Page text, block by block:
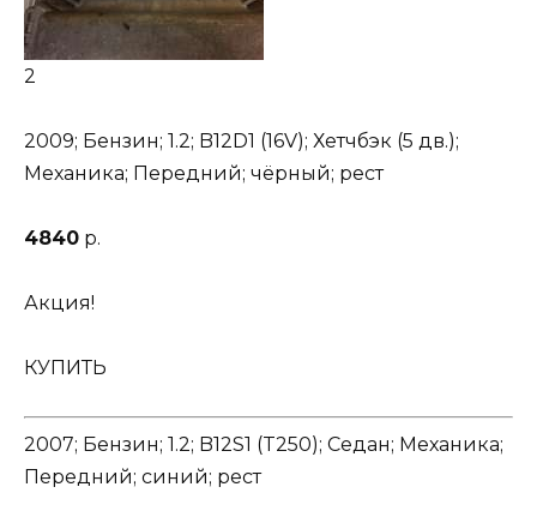
2
2009; Бензин; 1.2; B12D1 (16V); Хетчбэк (5 дв.);
Механика; Передний; чёрный; рест
4840 р.
Акция!
КУПИТЬ
2007; Бензин; 1.2; B12S1 (T250); Седан; Механика;
Передний; синий; рест